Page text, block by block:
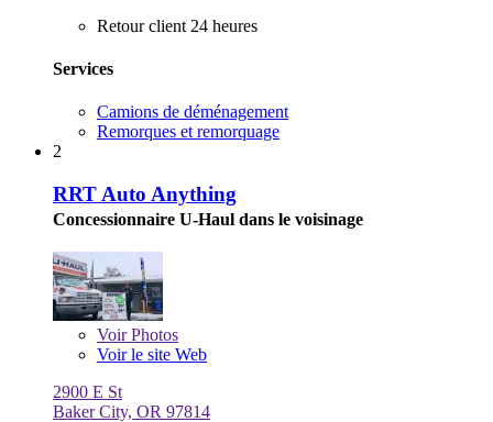
Retour client 24 heures
Services
Camions de déménagement
Remorques et remorquage
2
RRT Auto Anything
Concessionnaire U-Haul dans le voisinage
VoirPhotos
Voir le site Web
2900 E St
Baker City, OR 97814